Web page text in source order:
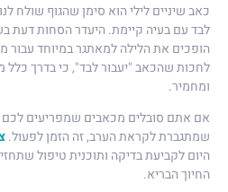
כאב שיניים לילי הוא סימן שהגוף שולח לנו
לבד עם בעיה קיימת. היעדר הסחות דעת
הופכים את הלילה למאתגר במיוחד עבור
לחכות שהכאב "יעבור לבד", כי בדרך כלל
ומחמיר.
אם אתם סובלים מכאבים שמפריעים לכם
שמתגברת לקראת הערב, זה הזמן לפעול.
היום לקביעת בדיקה ותוכנית טיפול
החיוך הבריא.